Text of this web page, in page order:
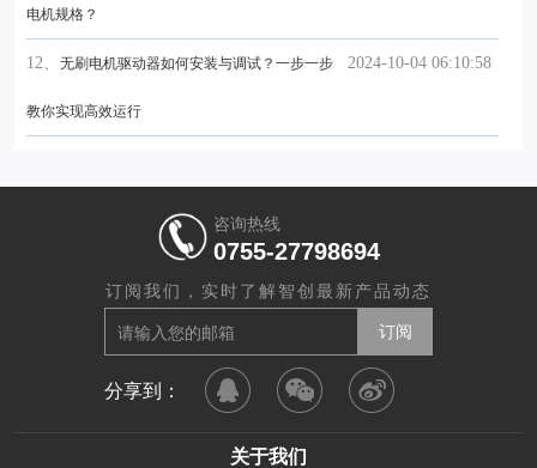
电机规格？
2024-10-04 06:10:58
12、 无刷电机驱动器如何安装与调试？一步一步
教你实现高效运行
咨询热线
0755-27798694
订阅我们，实时了解智创最新产品动态
分享到：
关于我们